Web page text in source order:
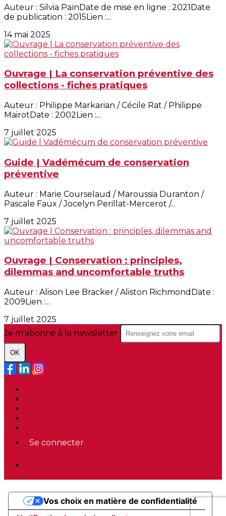
Auteur : Silvia PaïnDate de mise en ligne : 2021Date
de publication : 2015Lien :...
14 mai 2025
Ouvrage | La conservation préventive des
collections - fiches pratiques
Auteur : Philippe Markarian / Cécile Rat / Philippe
MairotDate : 2002Lien :...
7 juillet 2025
Guide | Vadémécum de conservation
préventive
Auteur : Marie Courselaud / Maroussia Duranton /
Pascale Faux / Jocelyn Perillat-Mercerot /...
7 juillet 2025
Ouvrage | Conservation : principles,
dilemmas and uncomfortable truths
Auteur : Alison Lee Bracker / Aliston RichmondDate :
2009Lien :...
7 juillet 2025
Je m'abonne à la newsletter
OK
Se connecter
Vos choix en matière de confidentialité